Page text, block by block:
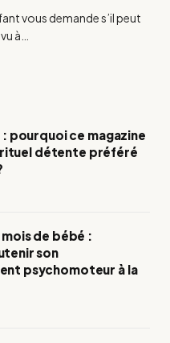
vous demande s’il peut
à…
pourquoi ce magazine
rituel détente préféré
de bébé :
son
psychomoteur à la